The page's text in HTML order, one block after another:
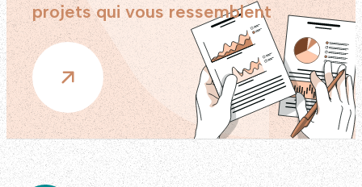
projets qui vous ressemblent